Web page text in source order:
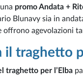
promo Andata +
Blunavy sia in
offrono agevolazioni
traghetto
traghetto per l’Elba